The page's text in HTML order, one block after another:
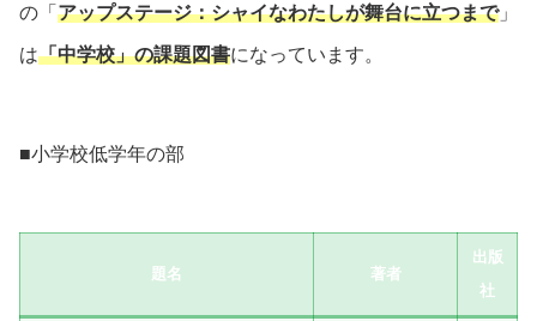
の「 アップステージ：シャイなわたしが舞台に立つまで」
は「中学校」の課題図書になっています。
■小学校低学年の部
題名 著者
出版
社